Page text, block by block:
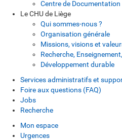
Centre de Documentation
Le CHU de Liège
Qui sommes-nous ?
Organisation générale
Missions, visions et
Recherche,
Développement durable
Services administratifs et
Foire aux questions (FAQ)
Jobs
Recherche
Mon espace
Urgences